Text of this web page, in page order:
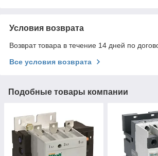
Условия возврата
Возврат товара в течение 14 дней по
Все условия возврата
Подобные товары компании